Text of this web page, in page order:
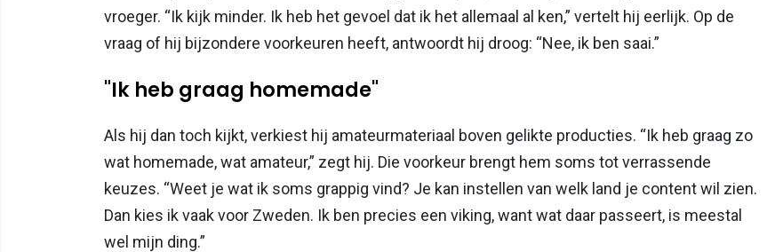
vroeger. “Ik kijk minder. Ik heb het gevoel dat ik het allemaal al ken,” vertelt hij eerlijk. Op de
vraag of hij bijzondere voorkeuren heeft, antwoordt hij droog: “Nee, ik ben saai.”
"Ik heb graag homemade"
Als hij dan toch kijkt, verkiest hij amateurmateriaal boven gelikte producties. “Ik heb graag zo
wat homemade, wat amateur,” zegt hij. Die voorkeur brengt hem soms tot verrassende
keuzes. “Weet je wat ik soms grappig vind? Je kan instellen van welk land je content wil zien.
Dan kies ik vaak voor Zweden. Ik ben precies een viking, want wat daar passeert, is meestal
wel mijn ding.”